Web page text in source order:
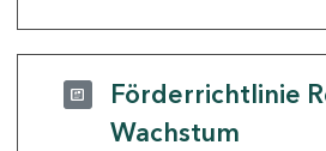
Förderrichtlinie
Wachstum